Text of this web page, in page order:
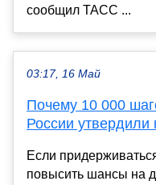
сообщил ТАСС ...
03:17, 16 Май
Почему 10 000
России
Если
повысить шансы на